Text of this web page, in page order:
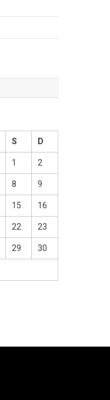
S D
1 2
8 9
15 16
22 23
29 30